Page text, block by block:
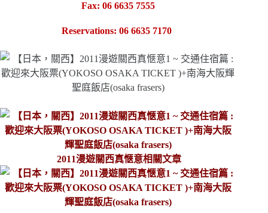
Fax: 06 6635 7555
Reservations: 06 6635 7170
2011漫遊關西真愜意相關文章